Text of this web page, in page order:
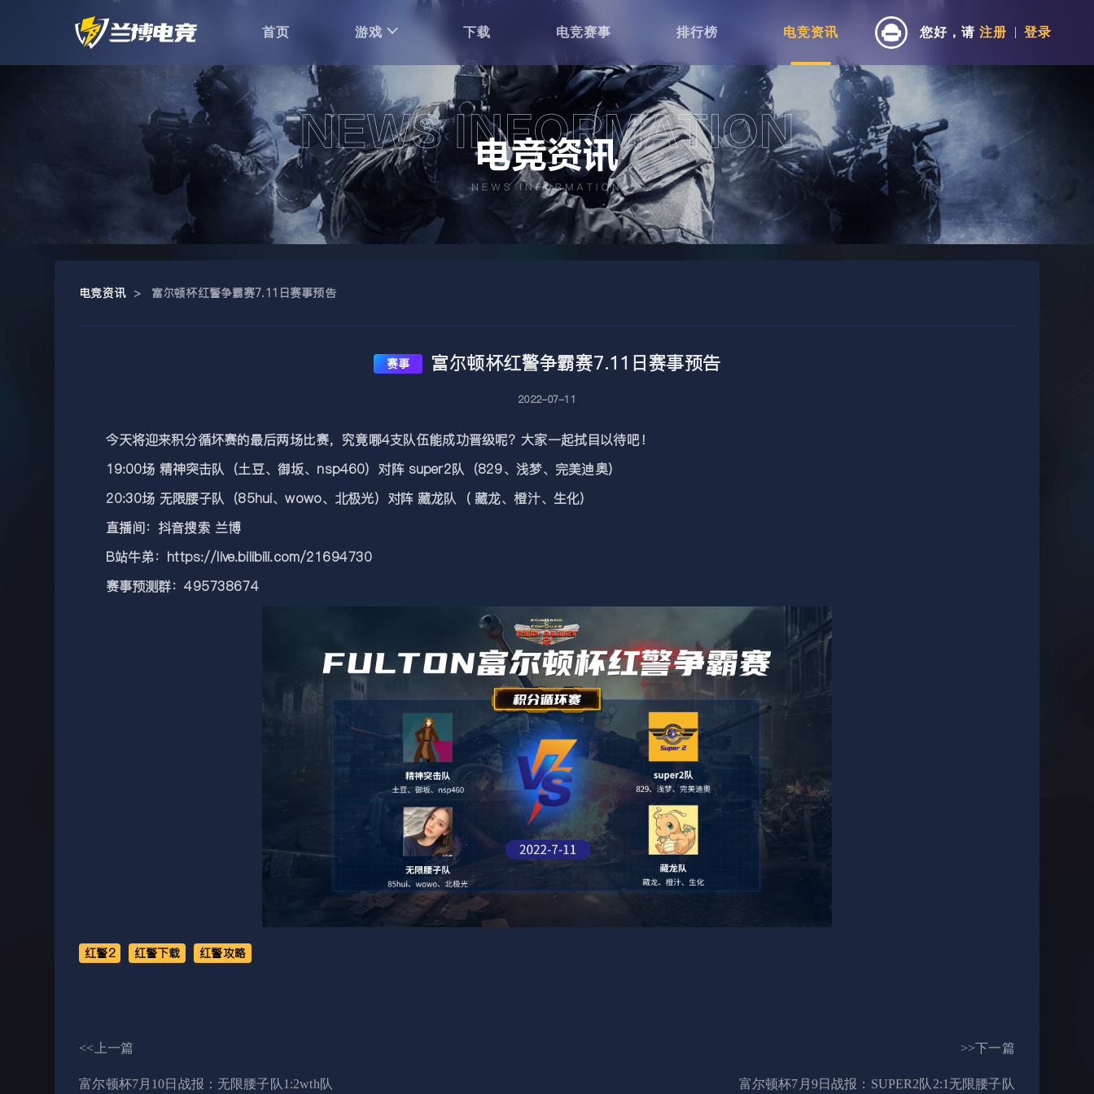
首页 游戏 下载 电竞赛事 排行榜 电竞资讯 您好，请 注册 登录
电竞资讯 > 富尔顿杯红警争霸赛7.11日赛事预告
赛事 富尔顿杯红警争霸赛7.11日赛事预告
2022-07-11
今天将迎来积分循坏赛的最后两场比赛，究竟哪4支队伍能成功晋级呢？大家一起拭目以待吧！
19:00场 精神突击队（土豆、御坂、nsp460）对阵 super2队（829、浅梦、完美迪奥）
20:30场 无限腰子队（85hui、wowo、北极光）对阵 藏龙队（ 藏龙、橙汁、生化）
直播间：抖音搜索 兰博
B站牛弟：https://live.bilibili.com/21694730
赛事预测群：495738674
红警2 红警下载 红警攻略
<<上一篇
富尔顿杯7月10日战报：无限腰子队1:2wth队
>>下一篇
富尔顿杯7月9日战报：SUPER2队2:1无限腰子队